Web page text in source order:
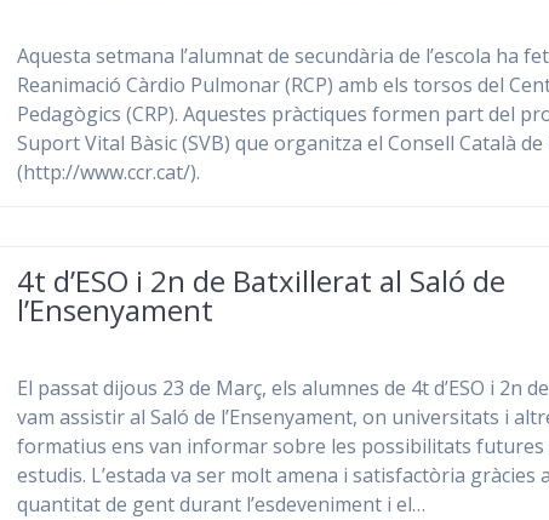
Aquesta setmana l’alumnat de secundària de l’escola ha
Reanimació Càrdio Pulmonar (RCP) amb els torsos del
Pedagògics (CRP). Aquestes pràctiques formen part del
Suport Vital Bàsic (SVB) que organitza el Consell Català de
(http://www.ccr.cat/).
4t d’ESO i 2n de Batxillerat al Saló de
l’Ensenyament
El passat dijous 23 de Març, els alumnes de 4t d’ESO i 2n
vam assistir al Saló de l’Ensenyament, on universitats i
formatius ens van informar sobre les possibilitats
estudis. L’estada va ser molt amena i satisfactòria gràcies
quantitat de gent durant l’esdeveniment i el…